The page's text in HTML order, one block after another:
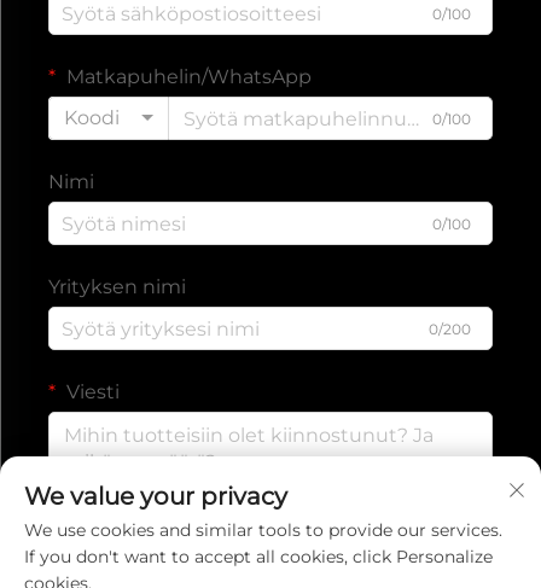
0/100
Matkapuhelin/WhatsApp
Koodi
0/100
Nimi
0/100
Yrityksen nimi
0/200
Viesti
We value your privacy
We use cookies and similar tools to provide our services.
If you don't want to accept all cookies, click Personalize
cookies.